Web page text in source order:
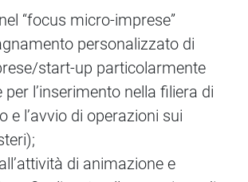
“focus micro-imprese”
personalizzato di
start-up particolarmente
per l’inserimento nella filiera di
e l’avvio di operazioni sui
di animazione e